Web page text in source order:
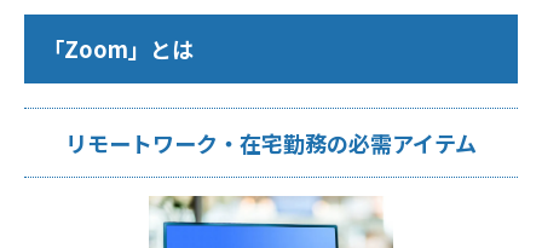
「Zoom」とは
リモートワーク・在宅勤務の必需アイテム